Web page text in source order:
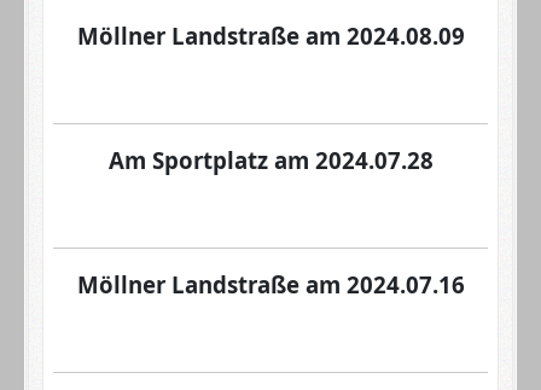
Möllner Landstraße am 2024.08.09
Am Sportplatz am 2024.07.28
Möllner Landstraße am 2024.07.16